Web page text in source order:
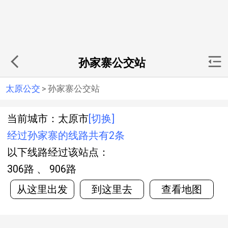
孙家寨公交站
太原公交 > 孙家寨公交站
当前城市：太原市 [切换]
经过孙家寨的线路共有2条
以下线路经过该站点：
306路 、 906路
从这里出发
到这里去 查看地图